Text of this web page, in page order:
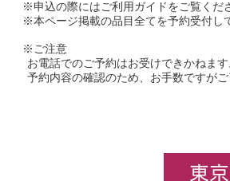
※申込の際にはご利用ガイドをご覧くだ
※本ページ掲載の品目全てを予約受付し
※ご注意
お電話でのご予約はお受けできかねます
予約内容の確認のため、お手数ですが
東